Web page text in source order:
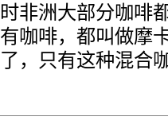
非洲大部分咖啡
咖啡，都叫做摩
，只有这种混合